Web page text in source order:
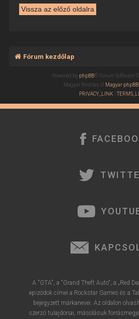
Vissza az előző oldalra
Fórum kezdőlap
Powered by phpBB® Forum Software
Magyar fordítás © Magyar
PRIVACY_LINK |
A "GTA", a "Grand Theft Auto", a „Red
epizódok címei a Rockstar Games és a
bejegyzett márkanevei. Az oldalon
szerző tulajdonai, másolásuk